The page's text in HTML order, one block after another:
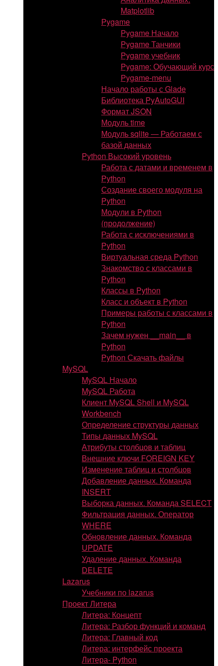
Matplotlib
Pygame
Pygame Начало
Pygame Танчики
Pygame учебник
Pygame: Обучающий курс
Pygame-menu
Начало работы с Glade
Библиотека PyAutoGUI
Формат JSON
Модуль time
Модуль sqlite — Работаем с
базой данных
Python Высокий уровень
Работа с датами и временем в
Python
Создание своего модуля на
Python
Модули в Python
(продолжение)
Работа с исключениями в
Python
Виртуальная среда Python
Знакомство с классами в
Python
Классы в Python
Класс и объект в Python
Примеры работы с классами в
Python
Зачем нужен __main__ в
Python
Python Скачать файлы
MySQL
MySQL Начало
MySQL Работа
Клиент MySQL Shell и MySQL
Workbench
Определение структуры данных
Типы данных MySQL
Атрибуты столбцов и таблиц
Внешние ключи FOREIGN KEY
Изменение таблиц и столбцов
Добавление данных. Команда
INSERT
Выборка данных. Команда SELECT
Фильтрация данных. Оператор
WHERE
Обновление данных. Команда
UPDATE
Удаление данных. Команда
DELETE
Lazarus
Учебники по lazarus
Проект Литера
Литера: Концепт
Литера: Разбор функций и команд
Литера: Главный код
Литера: интерфейс проекта
Литера- Python